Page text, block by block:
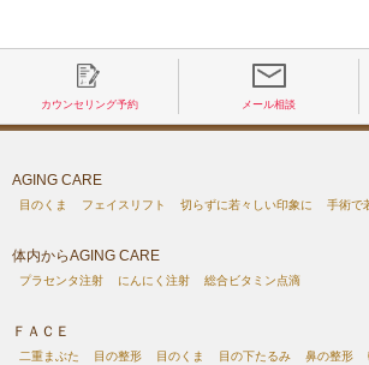
カウンセリング予約 メール相談
AGING CARE
目のくま フェイスリフト 切らずに若々しい印象に 手術で
体内からAGING CARE
プラセンタ注射 にんにく注射 総合ビタミン点滴
ＦＡＣＥ
二重まぶた 目の整形 目のくま 目の下たるみ 鼻の整形